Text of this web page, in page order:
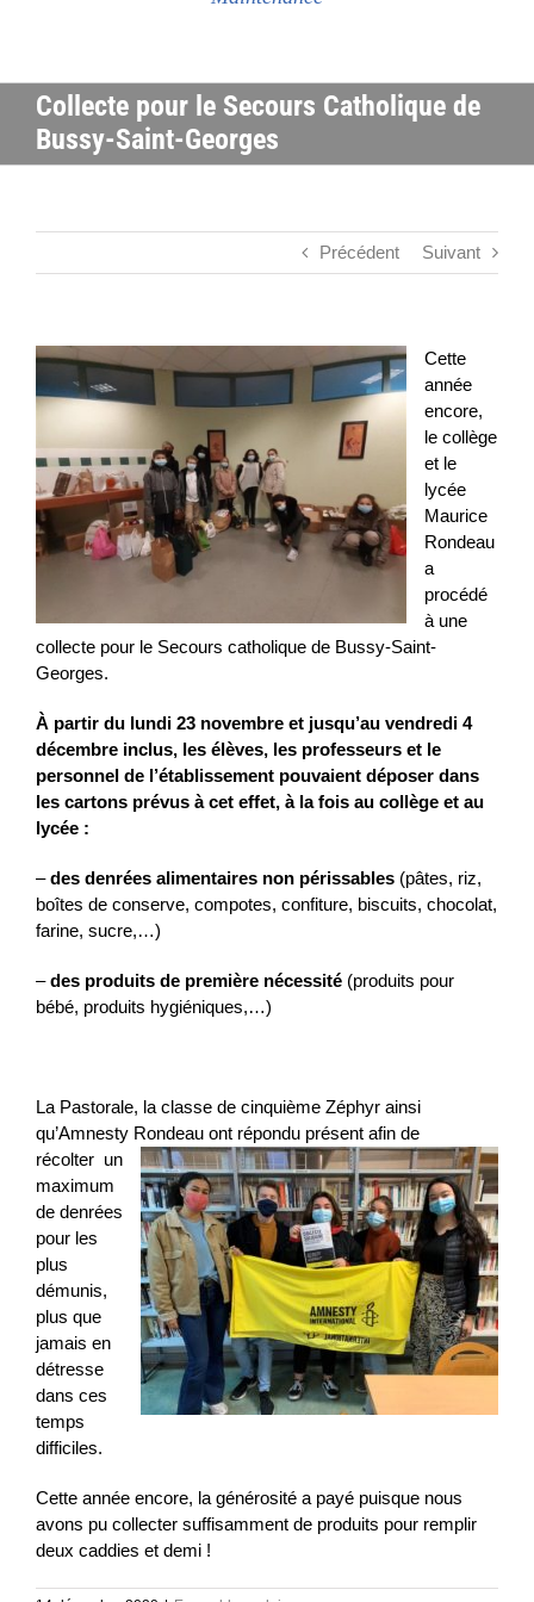
Collecte pour le Secours Catholique de
Bussy-Saint-Georges
Précédent Suivant
Cette
année
encore,
le collège
et le
lycée
Maurice
Rondeau
a
procédé
à une
collecte pour le Secours catholique de Bussy-Saint-
Georges.
À partir du lundi 23 novembre et jusqu’au vendredi 4
décembre inclus, les élèves, les professeurs et le
personnel de l’établissement pouvaient déposer dans
les cartons prévus à cet effet, à la fois au collège et au
lycée :
–des denrées alimentaires non périssables (pâtes, riz,
boîtes de conserve, compotes, confiture, biscuits, chocolat,
farine, sucre,…)
–des produits de première nécessité (produits pour
bébé, produits hygiéniques,…)
La Pastorale, la classe de cinquième Zéphyr ainsi
qu’Amnesty Rondeau ont répondu présent afin de
récolter un
maximum
de denrées
pour les
plus
démunis,
plus que
jamais en
détresse
dans ces
temps
difficiles.
Cette année encore, la générosité a payé puisque nous
avons pu collecter suffisamment de produits pour remplir
deux caddies et demi !